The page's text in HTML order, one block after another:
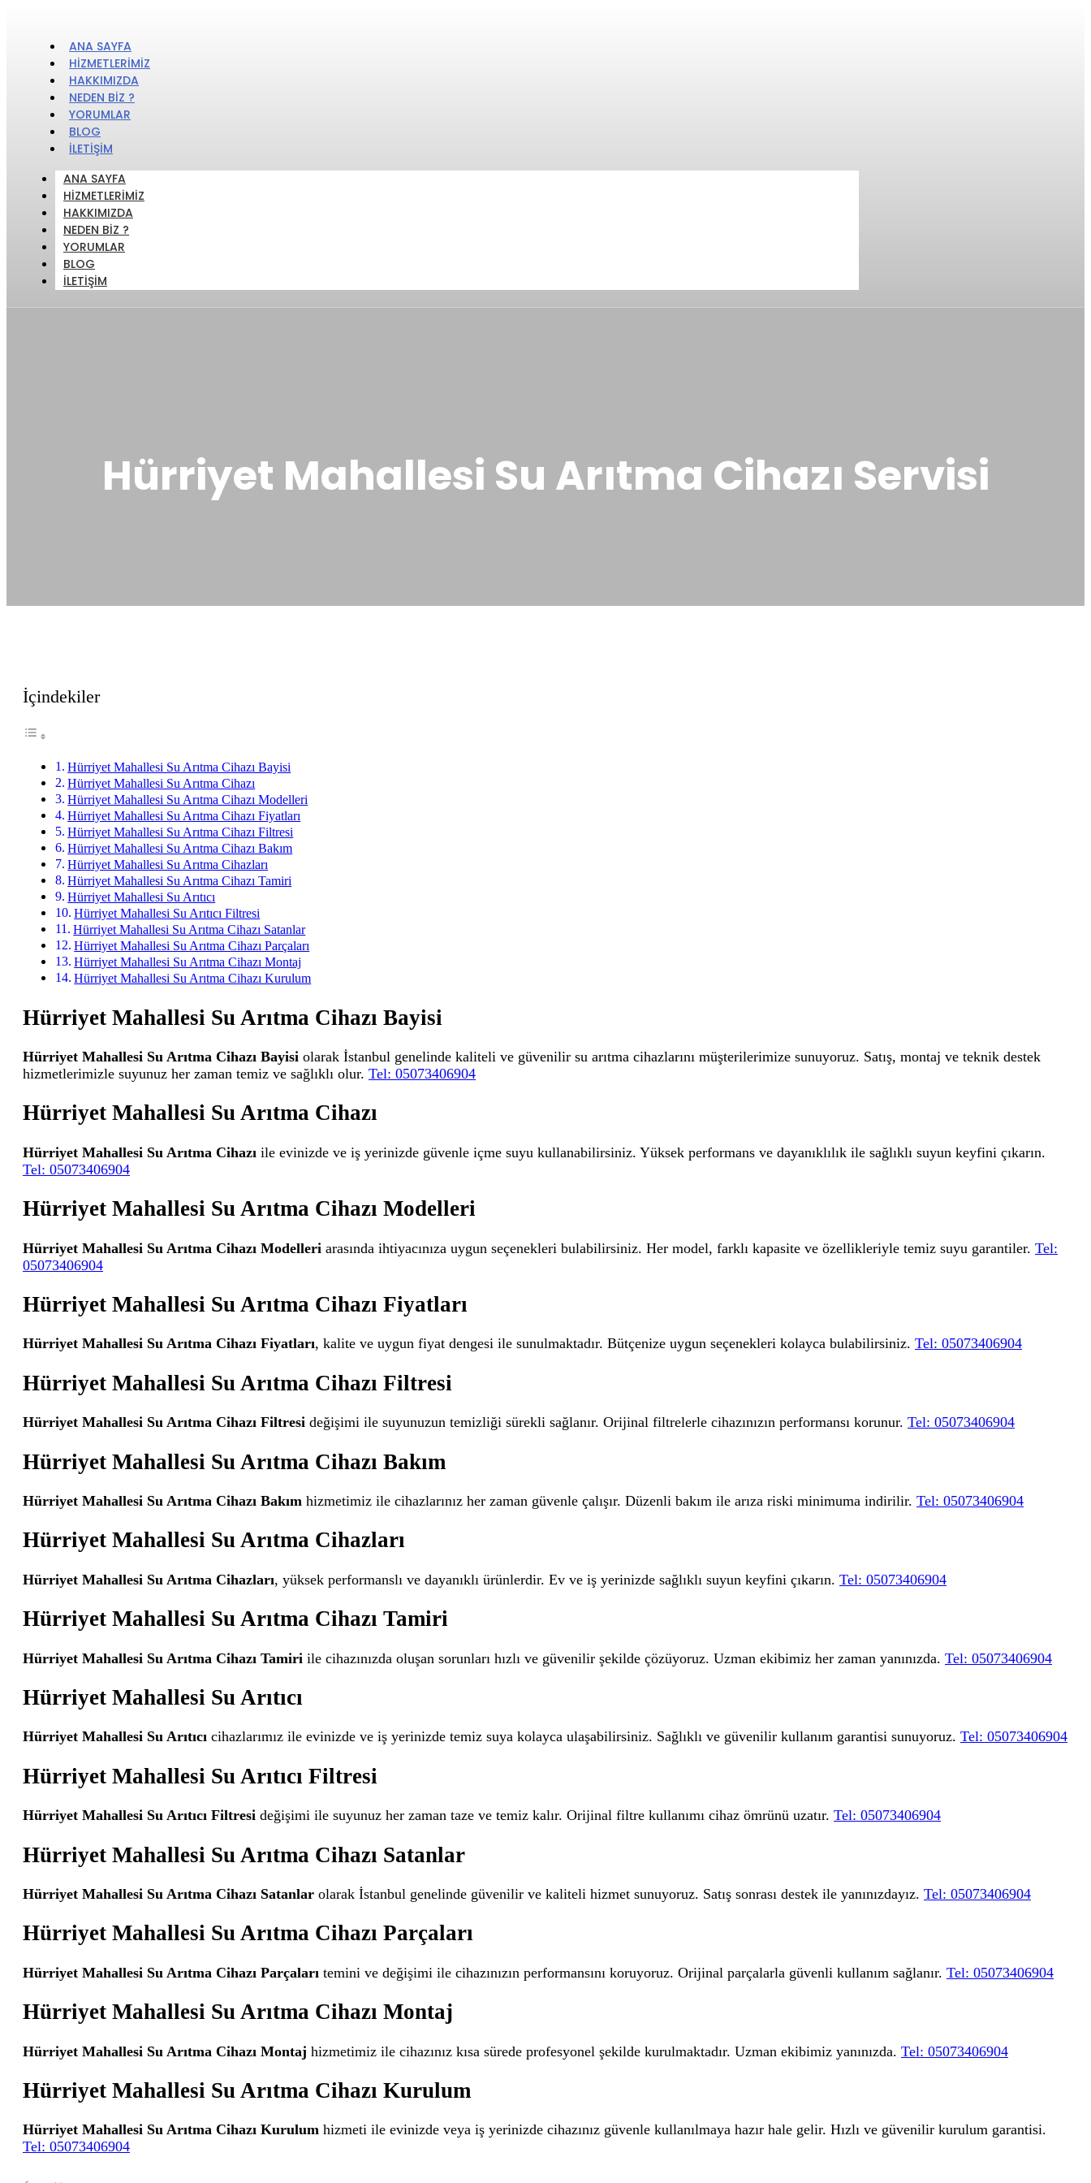
ANA SAYFA
HIZMETLERIMIZ
HAKKIMIZDA
NEDEN BIZ ?
YORUMLAR
BLOG
İLETIŞIM
ANA SAYFA
HIZMETLERIMIZ
HAKKIMIZDA
NEDEN BIZ ?
YORUMLAR
BLOG
İLETIŞIM
Hürriyet Mahallesi Su Arıtma Cihazı Servisi
İçindekiler
Hürriyet Mahallesi Su Arıtma Cihazı Bayisi
Hürriyet Mahallesi Su Arıtma Cihazı
Hürriyet Mahallesi Su Arıtma Cihazı Modelleri
Hürriyet Mahallesi Su Arıtma Cihazı Fiyatları
Hürriyet Mahallesi Su Arıtma Cihazı Filtresi
Hürriyet Mahallesi Su Arıtma Cihazı Bakım
Hürriyet Mahallesi Su Arıtma Cihazları
Hürriyet Mahallesi Su Arıtma Cihazı Tamiri
Hürriyet Mahallesi Su Arıtıcı
Hürriyet Mahallesi Su Arıtıcı Filtresi
Hürriyet Mahallesi Su Arıtma Cihazı Satanlar
Hürriyet Mahallesi Su Arıtma Cihazı Parçaları
Hürriyet Mahallesi Su Arıtma Cihazı Montaj
Hürriyet Mahallesi Su Arıtma Cihazı Kurulum
Hürriyet Mahallesi Su Arıtma Cihazı Bayisi
Hürriyet Mahallesi Su Arıtma Cihazı Bayisi olarak İstanbul genelinde kaliteli ve güvenilir su arıtma cihazlarını müşterilerimize sunuyoruz. Satış, montaj ve teknik destek
hizmetlerimizle suyunuz her zaman temiz ve sağlıklı olur. Tel: 05073406904
Hürriyet Mahallesi Su Arıtma Cihazı
Hürriyet Mahallesi Su Arıtma Cihazı ile evinizde ve iş yerinizde güvenle içme suyu kullanabilirsiniz. Yüksek performans ve dayanıklılık ile sağlıklı suyun keyfini çıkarın.
Tel: 05073406904
Hürriyet Mahallesi Su Arıtma Cihazı Modelleri
Hürriyet Mahallesi Su Arıtma Cihazı Modelleri arasında ihtiyacınıza uygun seçenekleri bulabilirsiniz. Her model, farklı kapasite ve özellikleriyle temiz suyu garantiler. Tel:
05073406904
Hürriyet Mahallesi Su Arıtma Cihazı Fiyatları
Hürriyet Mahallesi Su Arıtma Cihazı Fiyatları, kalite ve uygun fiyat dengesi ile sunulmaktadır. Bütçenize uygun seçenekleri kolayca bulabilirsiniz. Tel: 05073406904
Hürriyet Mahallesi Su Arıtma Cihazı Filtresi
Hürriyet Mahallesi Su Arıtma Cihazı Filtresi değişimi ile suyunuzun temizliği sürekli sağlanır. Orijinal filtrelerle cihazınızın performansı korunur. Tel: 05073406904
Hürriyet Mahallesi Su Arıtma Cihazı Bakım
Hürriyet Mahallesi Su Arıtma Cihazı Bakım hizmetimiz ile cihazlarınız her zaman güvenle çalışır. Düzenli bakım ile arıza riski minimuma indirilir. Tel: 05073406904
Hürriyet Mahallesi Su Arıtma Cihazları
Hürriyet Mahallesi Su Arıtma Cihazları, yüksek performanslı ve dayanıklı ürünlerdir. Ev ve iş yerinizde sağlıklı suyun keyfini çıkarın. Tel: 05073406904
Hürriyet Mahallesi Su Arıtma Cihazı Tamiri
Hürriyet Mahallesi Su Arıtma Cihazı Tamiri ile cihazınızda oluşan sorunları hızlı ve güvenilir şekilde çözüyoruz. Uzman ekibimiz her zaman yanınızda. Tel: 05073406904
Hürriyet Mahallesi Su Arıtıcı
Hürriyet Mahallesi Su Arıtıcı cihazlarımız ile evinizde ve iş yerinizde temiz suya kolayca ulaşabilirsiniz. Sağlıklı ve güvenilir kullanım garantisi sunuyoruz. Tel: 05073406904
Hürriyet Mahallesi Su Arıtıcı Filtresi
Hürriyet Mahallesi Su Arıtıcı Filtresi değişimi ile suyunuz her zaman taze ve temiz kalır. Orijinal filtre kullanımı cihaz ömrünü uzatır. Tel: 05073406904
Hürriyet Mahallesi Su Arıtma Cihazı Satanlar
Hürriyet Mahallesi Su Arıtma Cihazı Satanlar olarak İstanbul genelinde güvenilir ve kaliteli hizmet sunuyoruz. Satış sonrası destek ile yanınızdayız. Tel: 05073406904
Hürriyet Mahallesi Su Arıtma Cihazı Parçaları
Hürriyet Mahallesi Su Arıtma Cihazı Parçaları temini ve değişimi ile cihazınızın performansını koruyoruz. Orijinal parçalarla güvenli kullanım sağlanır. Tel: 05073406904
Hürriyet Mahallesi Su Arıtma Cihazı Montaj
Hürriyet Mahallesi Su Arıtma Cihazı Montaj hizmetimiz ile cihazınız kısa sürede profesyonel şekilde kurulmaktadır. Uzman ekibimiz yanınızda. Tel: 05073406904
Hürriyet Mahallesi Su Arıtma Cihazı Kurulum
Hürriyet Mahallesi Su Arıtma Cihazı Kurulum hizmeti ile evinizde veya iş yerinizde cihazınız güvenle kullanılmaya hazır hale gelir. Hızlı ve güvenilir kurulum garantisi.
Tel: 05073406904